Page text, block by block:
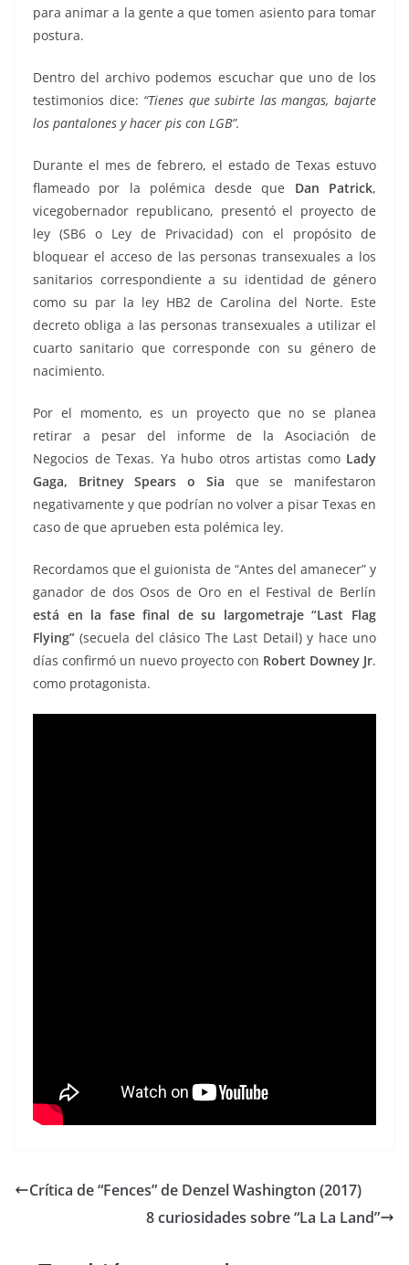
para animar a la gente a que tomen asiento para tomar
postura.
Dentro del archivo podemos escuchar que uno de los
testimonios dice: “Tienes que subirte las mangas, bajarte
los pantalones y hacer pis con LGB”.
Durante el mes de febrero, el estado de Texas estuvo
flameado por la polémica desde que Dan Patrick,
vicegobernador republicano, presentó el proyecto de
ley (SB6 o Ley de Privacidad) con el propósito de
bloquear el acceso de las personas transexuales a los
sanitarios correspondiente a su identidad de género
como su par la ley HB2 de Carolina del Norte. Este
decreto obliga a las personas transexuales a utilizar el
cuarto sanitario que corresponde con su género de
nacimiento.
Por el momento, es un proyecto que no se planea
retirar a pesar del informe de la Asociación de
Negocios de Texas. Ya hubo otros artistas como Lady
Gaga, Britney Spears o Sia que se manifestaron
negativamente y que podrían no volver a pisar Texas en
caso de que aprueben esta polémica ley.
Recordamos que el guionista de “Antes del amanecer” y
ganador de dos Osos de Oro en el Festival de Berlín
está en la fase final de su largometraje “Last Flag
Flying” (secuela del clásico The Last Detail) y hace uno
días confirmó un nuevo proyecto con Robert Downey Jr.
como protagonista.
Crítica de “Fences” de Denzel Washington (2017)
8 curiosidades sobre “La La Land”